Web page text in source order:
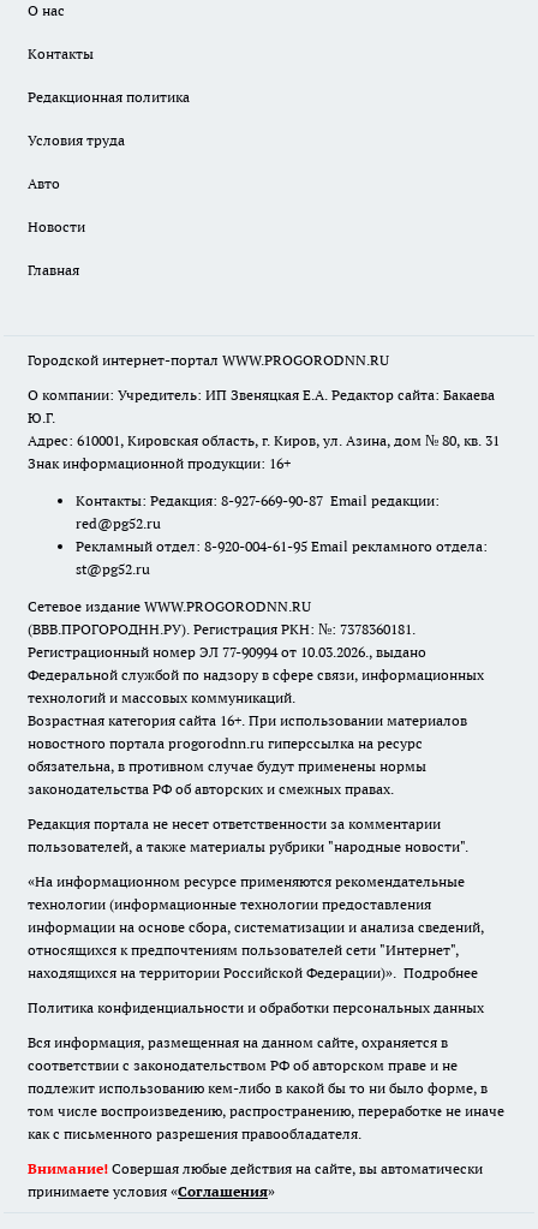
О нас
Контакты
Редакционная политика
Условия труда
Авто
Новости
Главная
Городской интернет-портал WWW.PROGORODNN.RU
О компании: Учредитель: ИП Звеняцкая Е.А. Редактор сайта: Бакаева
Ю.Г.
Адрес: 610001, Кировская область, г. Киров, ул. Азина, дом № 80, кв. 31
Знак информационной продукции: 16+
Контакты: Редакция: 8-927-669-90-87 Email редакции:
red@pg52.ru
Рекламный отдел: 8-920-004-61-95 Email рекламного отдела:
st@pg52.ru
Сетевое издание WWW.PROGORODNN.RU
(ВВВ.ПРОГОРОДНН.РУ). Регистрация РКН: №: 7378360181.
Регистрационный номер ЭЛ 77-90994 от 10.03.2026., выдано
Федеральной службой по надзору в сфере связи, информационных
технологий и массовых коммуникаций.
Возрастная категория сайта 16+. При использовании материалов
новостного портала progorodnn.ru гиперссылка на ресурс
обязательна, в противном случае будут применены нормы
законодательства РФ об авторских и смежных правах.
Редакция портала не несет ответственности за комментарии
пользователей, а также материалы рубрики "народные новости".
«На информационном ресурсе применяются рекомендательные
технологии (информационные технологии предоставления
информации на основе сбора, систематизации и анализа сведений,
относящихся к предпочтениям пользователей сети "Интернет",
находящихся на территории Российской Федерации)». Подробнее
Политика конфиденциальности и обработки персональных данных
Вся информация, размещенная на данном сайте, охраняется в
соответствии с законодательством РФ об авторском праве и не
подлежит использованию кем-либо в какой бы то ни было форме, в
том числе воспроизведению, распространению, переработке не иначе
как с письменного разрешения правообладателя.
Внимание! Совершая любые действия на сайте, вы автоматически
принимаете условия «Cоглашения»